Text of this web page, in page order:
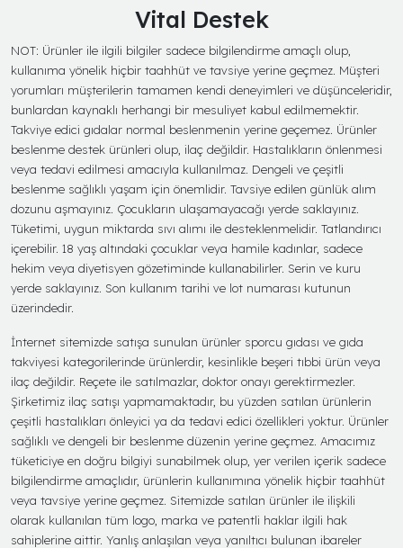
Vital Destek
NOT: Ürünler ile ilgili bilgiler sadece bilgilendirme amaçlı olup,
kullanıma yönelik hiçbir taahhüt ve tavsiye yerine geçmez. Müşteri
yorumları müşterilerin tamamen kendi deneyimleri ve düşünceleridir,
bunlardan kaynaklı herhangi bir mesuliyet kabul edilmemektir.
Takviye edici gıdalar normal beslenmenin yerine geçemez. Ürünler
beslenme destek ürünleri olup, ilaç değildir. Hastalıkların önlenmesi
veya tedavi edilmesi amacıyla kullanılmaz. Dengeli ve çeşitli
beslenme sağlıklı yaşam için önemlidir. Tavsiye edilen günlük alım
dozunu aşmayınız. Çocukların ulaşamayacağı yerde saklayınız.
Tüketimi, uygun miktarda sıvı alımı ile desteklenmelidir. Tatlandırıcı
içerebilir. 18 yaş altındaki çocuklar veya hamile kadınlar, sadece
hekim veya diyetisyen gözetiminde kullanabilirler. Serin ve kuru
yerde saklayınız. Son kullanım tarihi ve lot numarası kutunun
üzerindedir.
İnternet sitemizde satışa sunulan ürünler sporcu gıdası ve gıda
takviyesi kategorilerinde ürünlerdir, kesinlikle beşeri tıbbi ürün veya
ilaç değildir. Reçete ile satılmazlar, doktor onayı gerektirmezler.
Şirketimiz ilaç satışı yapmamaktadır, bu yüzden satılan ürünlerin
çeşitli hastalıkları önleyici ya da tedavi edici özellikleri yoktur. Ürünler
sağlıklı ve dengeli bir beslenme düzenin yerine geçmez. Amacımız
tüketiciye en doğru bilgiyi sunabilmek olup, yer verilen içerik sadece
bilgilendirme amaçlıdır, ürünlerin kullanımına yönelik hiçbir taahhüt
veya tavsiye yerine geçmez. Sitemizde satılan ürünler ile ilişkili
olarak kullanılan tüm logo, marka ve patentli haklar ilgili hak
sahiplerine aittir. Yanlış anlaşılan veya yanıltıcı bulunan ibareler